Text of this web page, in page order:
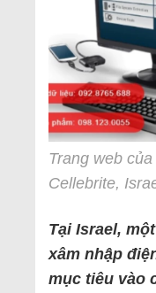
Trang web
Cellebrite,
Tại Israel,
xâm nhập
mục tiêu vào